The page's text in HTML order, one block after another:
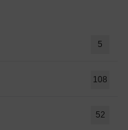
5
108
52